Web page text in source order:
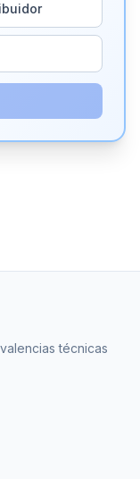
técnicas